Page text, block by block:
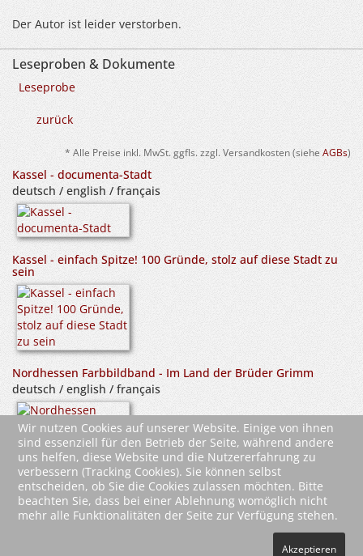
Der Autor ist leider verstorben.
Leseproben & Dokumente
Leseprobe
zurück
* Alle Preise inkl. MwSt. ggfls. zzgl. Versandkosten (siehe AGBs)
Kassel - documenta-Stadt
deutsch / english / français
Kassel - einfach Spitze! 100 Gründe, stolz auf diese Stadt zu
sein
Nordhessen Farbbildband - Im Land der Brüder Grimm
deutsch / english / français
Wir nutzen Cookies auf unserer Website. Einige von ihnen
sind essenziell für den Betrieb der Seite, während andere
uns helfen, diese Website und die Nutzererfahrung zu
verbessern (Tracking Cookies). Sie können selbst
entscheiden, ob Sie die Cookies zulassen möchten. Bitte
beachten Sie, dass bei einer Ablehnung womöglich nicht
mehr alle Funktionalitäten der Seite zur Verfügung stehen.
Akzeptieren